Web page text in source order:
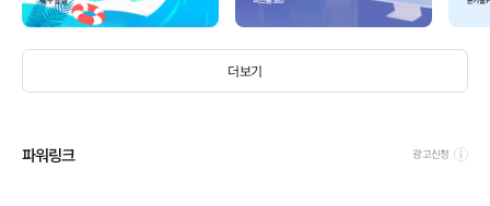
더보기
파워링크 광고신청